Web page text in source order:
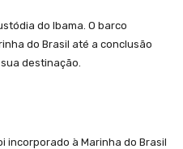
do Ibama. O barco
do Brasil até a conclusão
destinação.
incorporado à Marinha do Brasil